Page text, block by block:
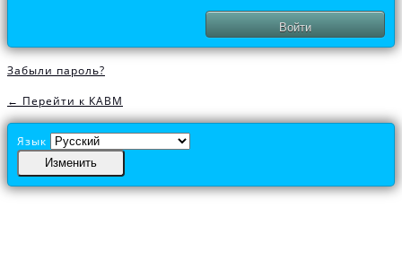
Забыли пароль?
← Перейти к КАВМ
Язык